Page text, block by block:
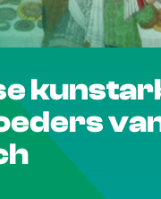
r
d
e